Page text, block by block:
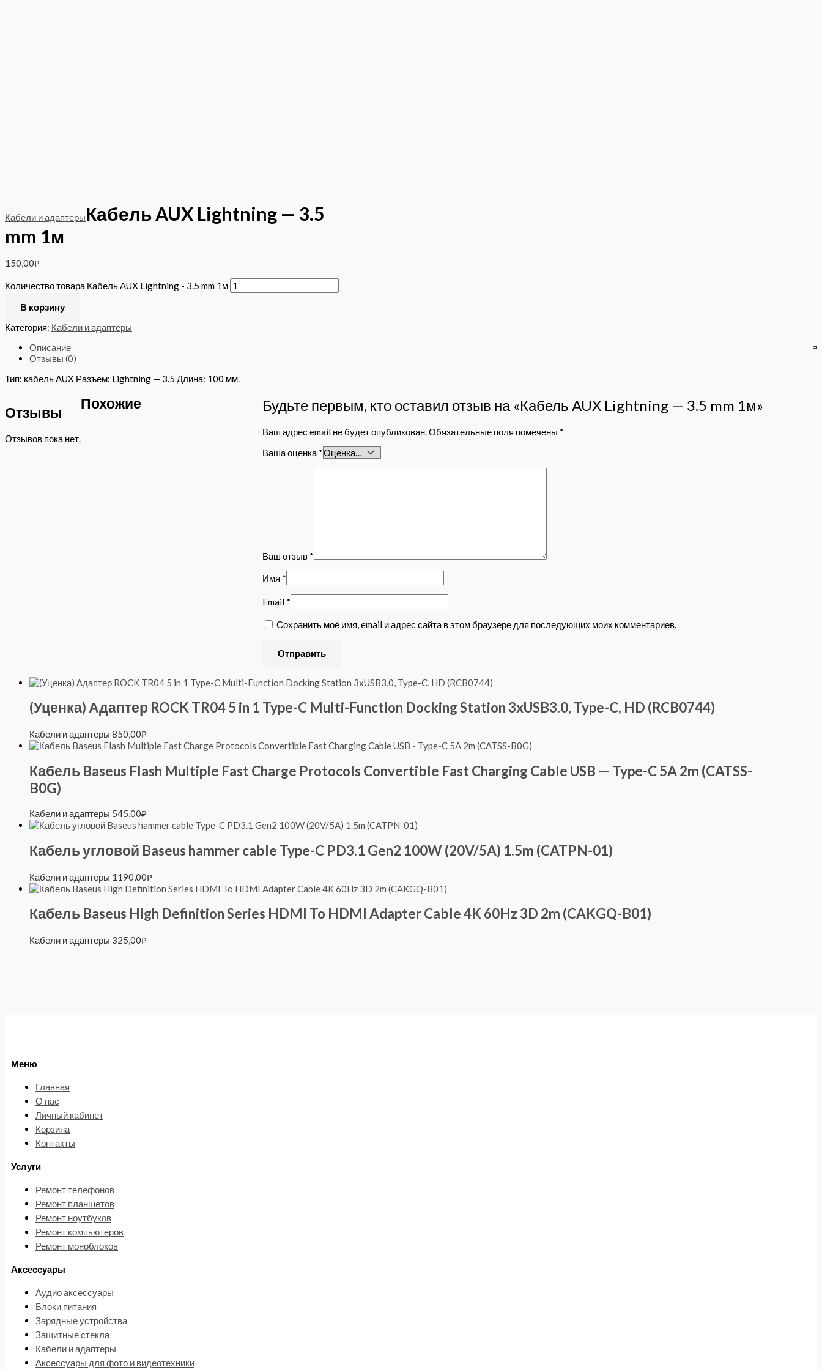
Кабели и адаптерыКабель AUX Lightning — 3.5
mm 1м
150,00₽
Количество товара Кабель AUX Lightning - 3.5 mm 1м
В корзину
Категория: Кабели и адаптеры
Описание
Отзывы (0)
Тип: кабель AUX Разъем: Lightning — 3.5 Длина: 100 мм.
Отзывы
Отзывов пока нет.
Будьте первым, кто оставил отзыв на «Кабель AUX Lightning — 3.5 mm 1м»
Ваш адрес email не будет опубликован.Обязательные поля помечены *
Ваша оценка *
Ваш отзыв *
Имя *
Email *
Сохранить моё имя, email и адрес сайта в этом браузере для последующих моих комментариев.
Похожие
(Уценка) Адаптер ROCK TR04 5 in 1 Type-C Multi-Function Docking Station 3xUSB3.0, Type-C, HD (RCB0744)
Кабели и адаптеры 850,00₽
Кабель Baseus Flash Multiple Fast Charge Protocols Convertible Fast Charging Cable USB — Type-C 5A 2m (CATSS-
B0G)
Кабели и адаптеры 545,00₽
Кабель угловой Baseus hammer cable Type-C PD3.1 Gen2 100W (20V/5A) 1.5m (CATPN-01)
Кабели и адаптеры 1190,00₽
Кабель Baseus High Definition Series HDMI To HDMI Adapter Cable 4K 60Hz 3D 2m (CAKGQ-B01)
Кабели и адаптеры 325,00₽
Меню
Главная
О нас
Личный кабинет
Корзина
Контакты
Услуги
Ремонт телефонов
Ремонт планшетов
Ремонт ноутбуков
Ремонт компьютеров
Ремонт моноблоков
Аксессуары
Аудио аксессуары
Блоки питания
Зарядные устройства
Защитные стекла
Кабели и адаптеры
Аксессуары для фото и видеотехники